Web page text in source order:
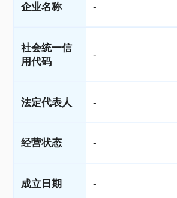
企业名称 -
社会统一信
用代码
-
法定代表人 -
经营状态 -
成立日期 -